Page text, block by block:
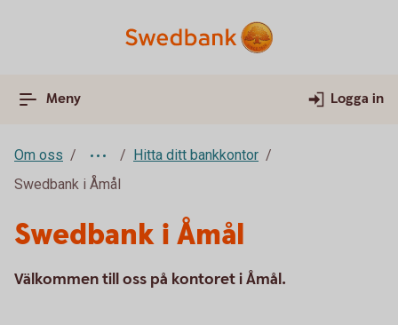
Meny Logga in
Om oss
Hitta ditt bankkontor
Swedbank i Åmål
Swedbank i Åmål
Välkommen till oss på kontoret i Åmål.